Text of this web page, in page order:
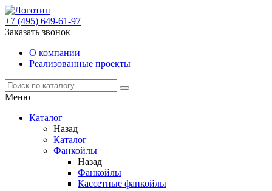
+7 (495) 649-61-97
Заказать звонок
О компании
Реализованные проекты
Меню
Каталог
Назад
Каталог
Фанкойлы
Назад
Фанкойлы
Кассетные фанкойлы